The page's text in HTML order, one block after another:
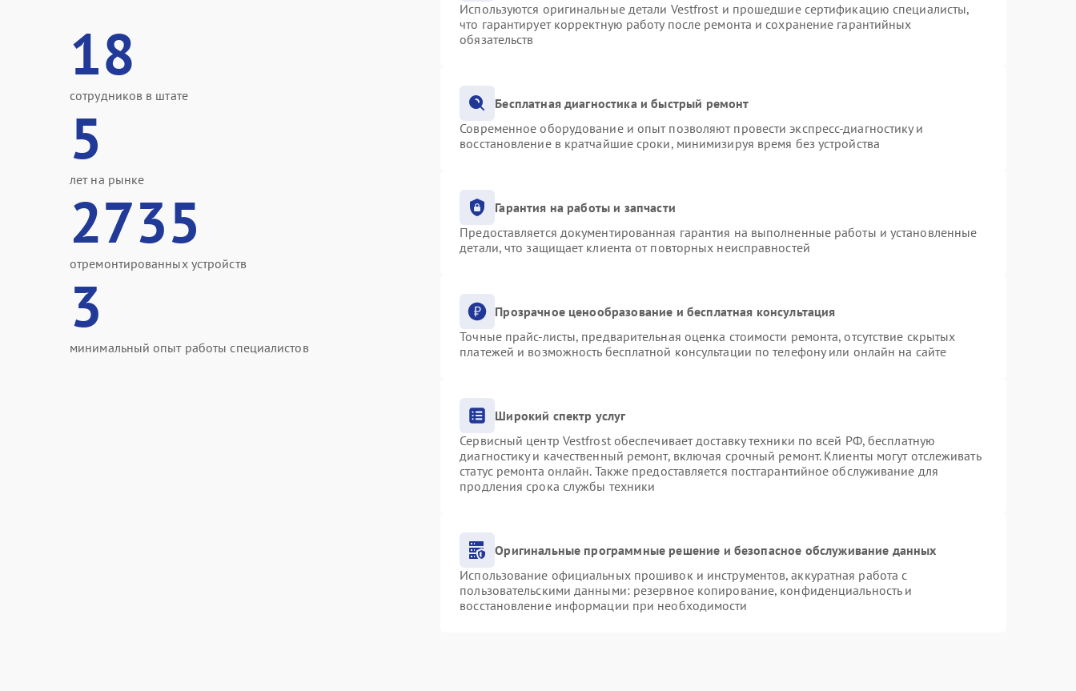
18
сотрудников в штате
5
лет на рынке
2735
отремонтированных устройств
3
минимальный опыт работы специалистов
Используются оригинальные детали Vestfrost и прошедшие сертификацию специалисты,
что гарантирует корректную работу после ремонта и сохранение гарантийных
обязательств
Бесплатная диагностика и быстрый ремонт
Современное оборудование и опыт позволяют провести экспресс-диагностику и
восстановление в кратчайшие сроки, минимизируя время без устройства
Гарантия на работы и запчасти
Предоставляется документированная гарантия на выполненные работы и установленные
детали, что защищает клиента от повторных неисправностей
Прозрачное ценообразование и бесплатная консультация
Точные прайс-листы, предварительная оценка стоимости ремонта, отсутствие скрытых
платежей и возможность бесплатной консультации по телефону или онлайн на сайте
Широкий спектр услуг
Сервисный центр Vestfrost обеспечивает доставку техники по всей РФ, бесплатную
диагностику и качественный ремонт, включая срочный ремонт. Клиенты могут отслеживать
статус ремонта онлайн. Также предоставляется постгарантийное обслуживание для
продления срока службы техники
Оригинальные программные решение и безопасное обслуживание данных
Использование официальных прошивок и инструментов, аккуратная работа с
пользовательскими данными: резервное копирование, конфиденциальность и
восстановление информации при необходимости